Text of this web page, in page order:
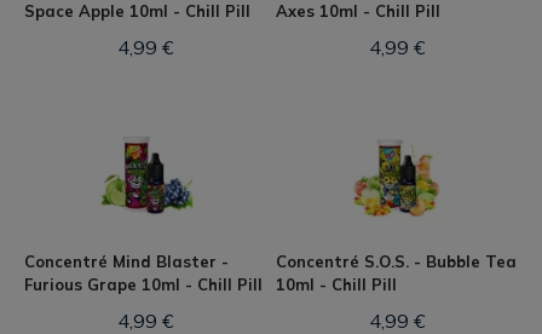
Space Apple 10ml - Chill Pill
4,99 €
Axes 10ml - Chill Pill
4,99 €
Concentré Mind Blaster -
Furious Grape 10ml - Chill Pill
4,99 €
Concentré S.O.S. - Bubble Tea
10ml - Chill Pill
4,99 €